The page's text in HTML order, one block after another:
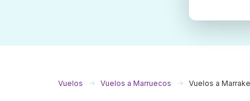
Vuelos Vuelos a Marruecos Vuelos a